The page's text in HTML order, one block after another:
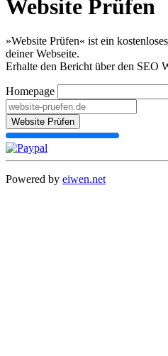
Website Prüfen
»Website Prüfen« ist ein
deiner Webseite.
Erhalte den Bericht über den SEO
Homepage
Website Prüfen
Powered by eiwen.net